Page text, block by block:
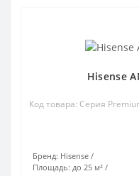
Hisense
Код товара: Cерия
Бренд: Hisense
Площадь: до 25 м²